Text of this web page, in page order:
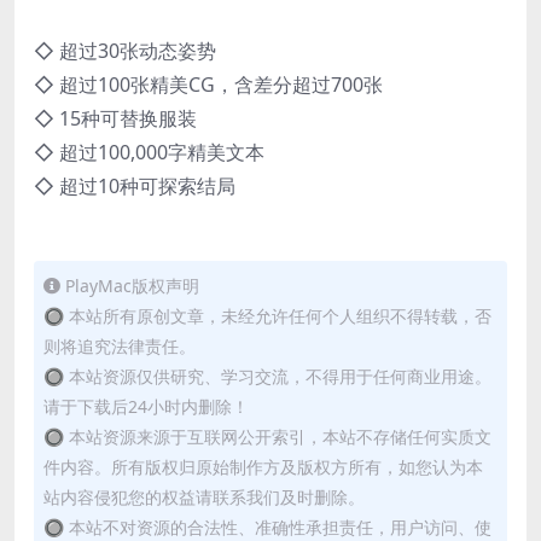
◇ 超过30张动态姿势
◇ 超过100张精美CG，含差分超过700张
◇ 15种可替换服装
◇ 超过100,000字精美文本
◇ 超过10种可探索结局
PlayMac版权声明
🔘 本站所有原创文章，未经允许任何个人组织不得转载，否
则将追究法律责任。
🔘 本站资源仅供研究、学习交流，不得用于任何商业用途。
请于下载后24小时内删除！
🔘 本站资源来源于互联网公开索引，本站不存储任何实质文
件内容。所有版权归原始制作方及版权方所有，如您认为本
站内容侵犯您的权益请联系我们及时删除。
🔘 本站不对资源的合法性、准确性承担责任，用户访问、使